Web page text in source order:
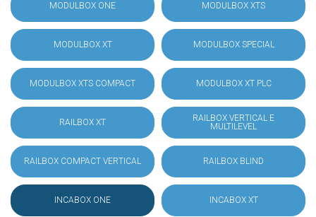
MODULBOX ONE MODULBOX XTS
MODULBOX XT MODULBOX SPECIAL
MODULBOX XTS COMPACT MODULBOX XT PLC
RAILBOX XT
RAILBOX VERTICAL E
MULTILEVEL
RAILBOX COMPACT VERTICAL RAILBOX BLIND
INCABOX ONE INCABOX XT